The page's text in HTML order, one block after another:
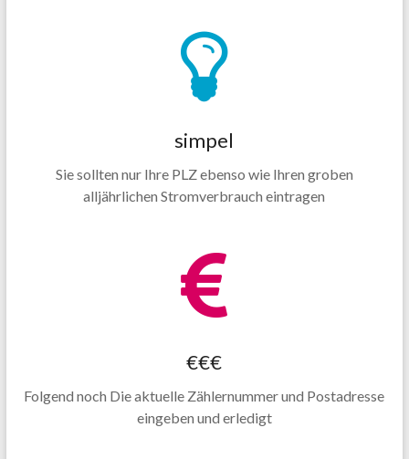
simpel
Sie sollten nur Ihre PLZ ebenso wie Ihren groben
alljährlichen Stromverbrauch eintragen
€€€
Folgend noch Die aktuelle Zählernummer und Postadresse
eingeben und erledigt